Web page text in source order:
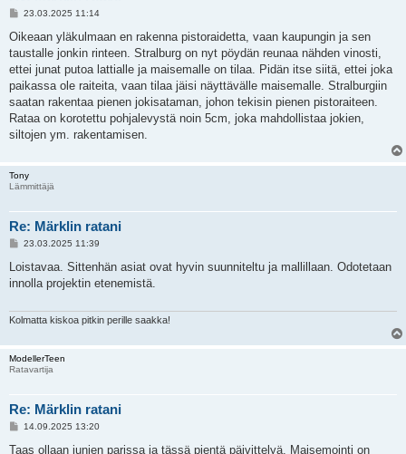
V
e
t
i
23.03.2025 11:14
Oikeaan yläkulmaan en rakenna pistoraidetta, vaan kaupungin ja sen
taustalle jonkin rinteen. Stralburg on nyt pöydän reunaa nähden vinosti,
ettei junat putoa lattialle ja maisemalle on tilaa. Pidän itse siitä, ettei joka
paikassa ole raiteita, vaan tilaa jäisi näyttävälle maisemalle. Stralburgiin
saatan rakentaa pienen jokisataman, johon tekisin pienen pistoraiteen.
Rataa on korotettu pohjalevystä noin 5cm, joka mahdollistaa jokien,
siltojen ym. rakentamisen.
Tony
Lämmittäjä
Re: Märklin ratani
V
e
t
23.03.2025 11:39
Loistavaa. Sittenhän asiat ovat hyvin suunniteltu ja mallillaan. Odotetaan
innolla projektin etenemistä.
Kolmatta kiskoa pitkin perille saakka!
ModellerTeen
Ratavartija
Re: Märklin ratani
V
e
14.09.2025 13:20
Taas ollaan junien parissa ja tässä pientä päivittelyä. Maisemointi on